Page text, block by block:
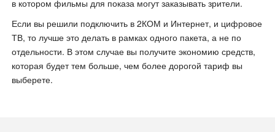
в котором фильмы для показа могут заказывать зрители.
Если вы решили подключить в 2КОМ и Интернет, и цифровое
ТВ, то лучше это делать в рамках одного пакета, а не по
отдельности. В этом случае вы получите экономию средств,
которая будет тем больше, чем более дорогой тариф вы
выберете.